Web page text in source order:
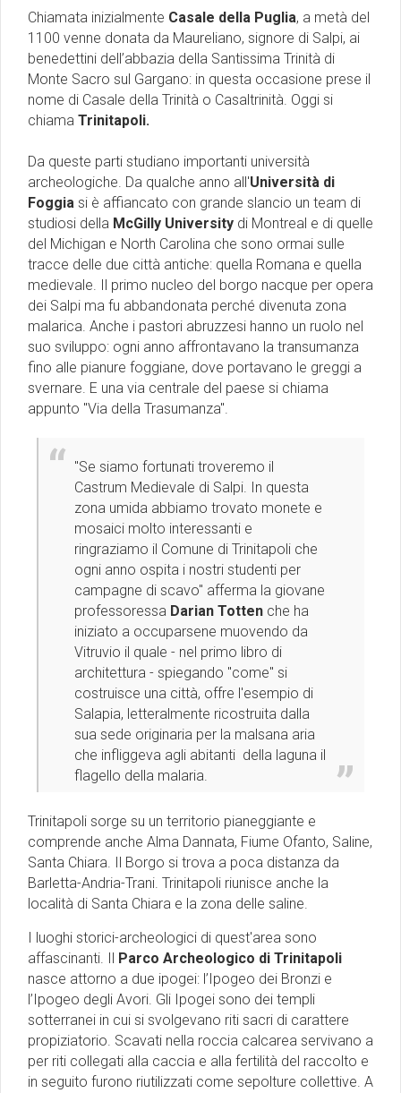
Chiamata inizialmente Casale della Puglia, a metà del
1100 venne donata da Maureliano, signore di Salpi, ai
benedettini dell’abbazia della Santissima Trinità di
Monte Sacro sul Gargano: in questa occasione prese il
nome di Casale della Trinità o Casaltrinità. Oggi si
chiama Trinitapoli.
Da queste parti studiano importanti università
archeologiche. Da qualche anno all'Università di
Foggia si è affiancato con grande slancio un team di
studiosi della McGilly University di Montreal e di quelle
del Michigan e North Carolina che sono ormai sulle
tracce delle due città antiche: quella Romana e quella
medievale. Il primo nucleo del borgo nacque per opera
dei Salpi ma fu abbandonata perché divenuta zona
malarica. Anche i pastori abruzzesi hanno un ruolo nel
suo sviluppo: ogni anno affrontavano la transumanza
fino alle pianure foggiane, dove portavano le greggi a
svernare. E una via centrale del paese si chiama
appunto "Via della Trasumanza".
"Se siamo fortunati troveremo il
Castrum Medievale di Salpi. In questa
zona umida abbiamo trovato monete e
mosaici molto interessanti e
ringraziamo il Comune di Trinitapoli che
ogni anno ospita i nostri studenti per
campagne di scavo" afferma la giovane
professoressa Darian Totten che ha
iniziato a occuparsene muovendo da
Vitruvio il quale - nel primo libro di
architettura - spiegando "come" si
costruisce una città, offre l'esempio di
Salapia, letteralmente ricostruita dalla
sua sede originaria per la malsana aria
che infliggeva agli abitanti della laguna il
flagello della malaria.
Trinitapoli sorge su un territorio pianeggiante e
comprende anche Alma Dannata, Fiume Ofanto, Saline,
Santa Chiara. Il Borgo si trova a poca distanza da
Barletta-Andria-Trani. Trinitapoli riunisce anche la
località di Santa Chiara e la zona delle saline.
I luoghi storici-archeologici di quest'area sono
affascinanti. Il Parco Archeologico di Trinitapoli
nasce attorno a due ipogei: l’Ipogeo dei Bronzi e
l’Ipogeo degli Avori. Gli Ipogei sono dei templi
sotterranei in cui si svolgevano riti sacri di carattere
propiziatorio. Scavati nella roccia calcarea servivano a
per riti collegati alla caccia e alla fertilità del raccolto e
in seguito furono riutilizzati come sepolture collettive. A